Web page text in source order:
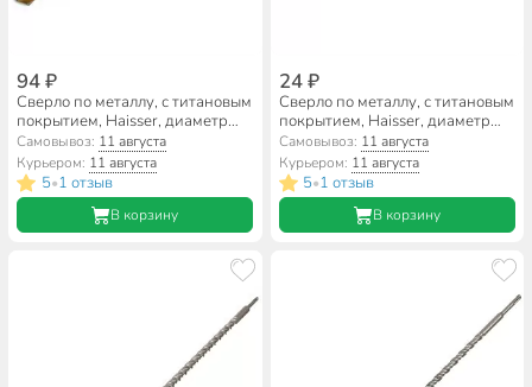
94 ₽
Сверло по металлу, с титановым
покрытием, Haisser, диаметр
4.3 мм, цилиндрический
хвостовик, HS111028
Самовывоз: 11 августа
Курьером: 11 августа
5•1 отзыв
В корзину
24 ₽
Сверло по металлу, с титановым
покрытием, Haisser, диаметр
1.7 мм, цилиндрический
хвостовик, HS111036
Самовывоз: 11 августа
Курьером: 11 августа
5•1 отзыв
В корзину